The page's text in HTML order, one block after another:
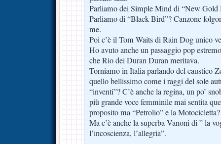
Parliamo dei Simple Mind di “New Gold
Parliamo di “Black Bird”? Canzone
me.
Poi c’è il Tom Waits di Rain Dog unico
Ho avuto anche un passaggio pop
che Rio dei Duran Duran meritava.
Torniamo in Italia parlando del caustico
quello bellissimo come i raggi del sole
“inventi”? C’è anche la regina, un po’
più grande voce femminile mai sentita
proposito ma “Petrolio” e la Motocicletta?
Ma c’è anche la superba Vanoni di ” la
l’incoscienza, l’allegria”.